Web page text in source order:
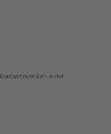
in der